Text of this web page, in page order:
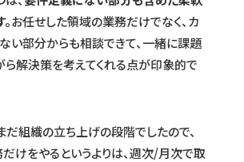
お任せした領域の業務だけでなく、カ
い部分からも相談できて、一緒に課題
ら解決策を考えてくれる点が印象的で
組織の立ち上げの段階でしたので、
けをやるというよりは、週次/月次で取